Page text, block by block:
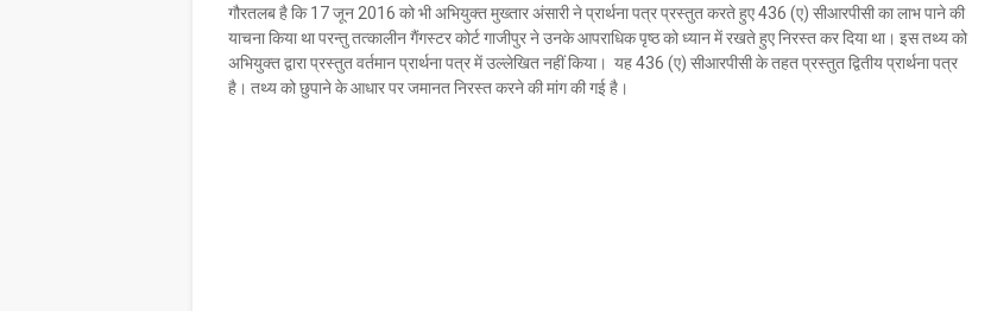
Mau Beat Media-Sep 22 2024
गौरतलब है कि 17 जून 2016 को भी अभियुक्त मुख्तार अंसारी ने प्रार्थना पत्र प्रस्तुत करते हुए 436 (ए) सीआरपीसी का लाभ पाने की
याचना किया था परन्तु तत्कालीन गैंगस्टर कोर्ट गाजीपुर ने उनके आपराधिक पृष्ठ को ध्यान में रखते हुए निरस्त कर दिया था। इस तथ्य को
अभियुक्त द्वारा प्रस्तुत वर्तमान प्रार्थना पत्र में उल्लेखित नहीं किया। यह 436 (ए) सीआरपीसी के तहत प्रस्तुत द्वितीय प्रार्थना पत्र
है। तथ्य को छुपाने के आधार पर जमानत निरस्त करने की मांग की गई है।